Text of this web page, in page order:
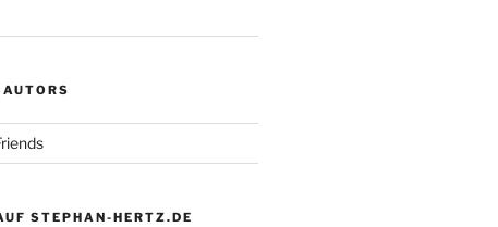
STEPHAN-HERTZ.DE